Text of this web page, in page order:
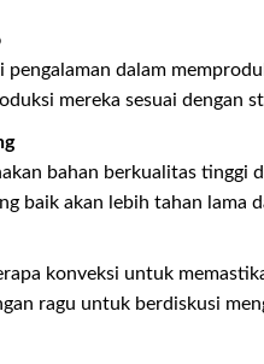
pengalaman dalam
mereka sesuai dengan
bahan berkualitas tinggi
baik akan lebih tahan lama
konveksi untuk
ragu untuk berdiskusi